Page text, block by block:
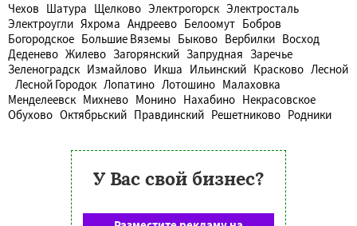
Чехов Шатура Щелково Электрогорск Электросталь
Электроугли Яхрома Андреево Белоомут Бобров
Богородское Большие Вяземы Быково Вербилки Восход
Деденево Жилево Загорянский Запрудная Заречье
Зеленоградск Измайлово Икша Ильинский Красково Лесной
Лесной Городок Лопатино Лотошино Малаховка
Менделеевск Михнево Монино Нахабино Некрасовское
Обухово Октябрьский Правдинский Решетниково Родники
У Вас свой бизнес?